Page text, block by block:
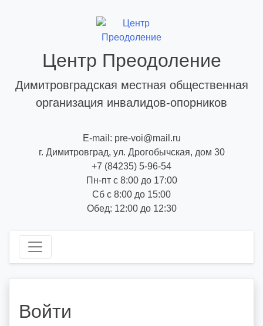
Центр Преодоление
Димитровградская местная общественная
организация инвалидов-опорников
E-mail: pre-voi@mail.ru
г. Димитровград, ул. Дрогобычская, дом 30
+7 (84235) 5-96-54
Пн-пт с 8:00 до 17:00
Сб с 8:00 до 15:00
Обед: 12:00 до 12:30
Войти